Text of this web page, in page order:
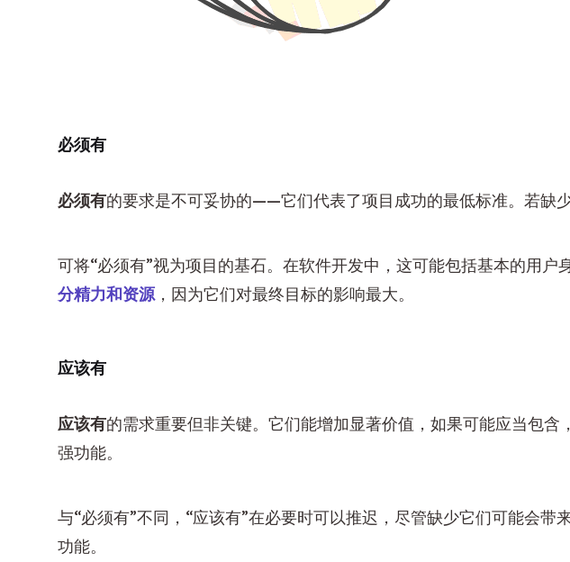
必须有
必须有的要求是不可妥协的——它们代表了项目成功的最低标准。若缺
可将“必须有”视为项目的基石。在软件开发中，这可能包括基本的用
分精力和资源，因为它们对最终目标的影响最大。
应该有
应该有的需求重要但非关键。它们能增加显著价值，如果可能应当包
强功能。
与“必须有”不同，“应该有”在必要时可以推迟，尽管缺少它们可能会
功能。